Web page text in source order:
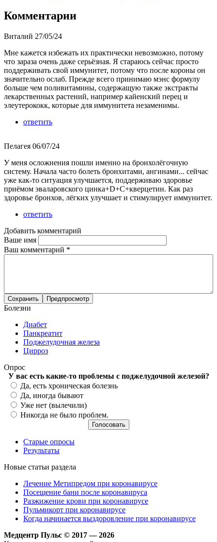
Комментарии
Виталий 27/05/24
Мне кажется избежать их практически невозможно, потому
что зараза очень даже серьёзная. Я стараюсь сейчас просто
поддерживать свой иммунитет, потому что после короны он
значительно ослаб. Прежде всего принимаю мэнс формулу
больше чем поливитамины, содержащую также экстракты
лекарственных растений, например кайенский перец и
элеутерококк, которые для иммунитета незаменимы.
ответить
Пелагея 06/07/24
У меня осложнения пошли именно на бронхолёгочную
систему. Начала часто болеть бронхитами, ангинами... сейчас
уже как-то ситуация улучшается, поддерживаю здоровье
приёмом эваларовского цинка+D+C+кверцетин. Как раз
здоровье бронхов, лёгких улучшает и стимулирует иммунитет.
ответить
Добавить комментарий
Ваше имя
Ваш комментарий *
Болезни
Диабет
Панкреатит
Поджелудочная железа
Цирроз
Опрос
У вас есть какие-то проблемы с поджелудочной железой?
Варианты
Да, есть хроническая болезнь
Да, иногда бывают
Уже нет (вылечили)
Никогда не было проблем.
Старые опросы
Результаты
Новые статьи раздела
Лечение Метипредом при коронавирусе
Посещение бани после коронавируса
Разжижение крови при коронавирусе
Пульмикорт при коронавирусе
Когда начинается выздоровление при коронавирусе
Медцентр Пульс © 2017 — 2026